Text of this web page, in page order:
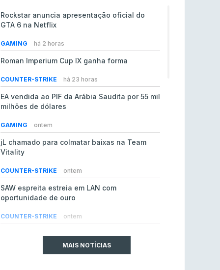
Rockstar anuncia apresentação oficial do
GTA 6 na Netflix
GAMING há 2 horas
Roman Imperium Cup IX ganha forma
COUNTER-STRIKE há 23 horas
EA vendida ao PIF da Arábia Saudita por 55 mil
milhões de dólares
GAMING ontem
jL chamado para colmatar baixas na Team
Vitality
COUNTER-STRIKE ontem
SAW espreita estreia em LAN com
oportunidade de ouro
COUNTER-STRIKE ontem
do Counter-Strike 2MAIS NOTÍCIAS